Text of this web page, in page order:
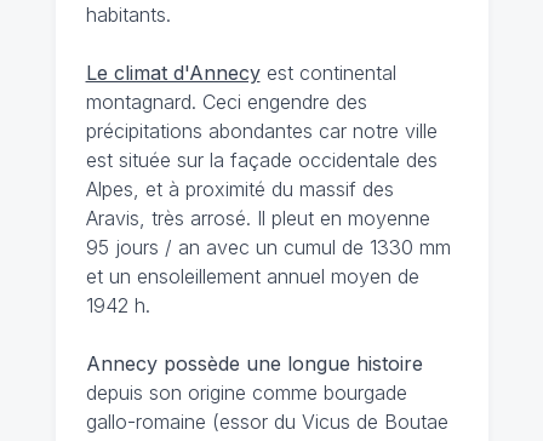
habitants.
Le climat d'Annecyest continental
montagnard. Ceci engendre des
précipitations abondantes car notre ville
est située sur la façade occidentale des
Alpes, et à proximité du massif des
Aravis, très arrosé. Il pleut en moyenne
95 jours / an avec un cumul de 1330 mm
et un ensoleillement annuel moyen de
1942 h.
Annecy possède une longue histoire
depuis son origine comme bourgade
gallo-romaine (essor du Vicus de Boutae